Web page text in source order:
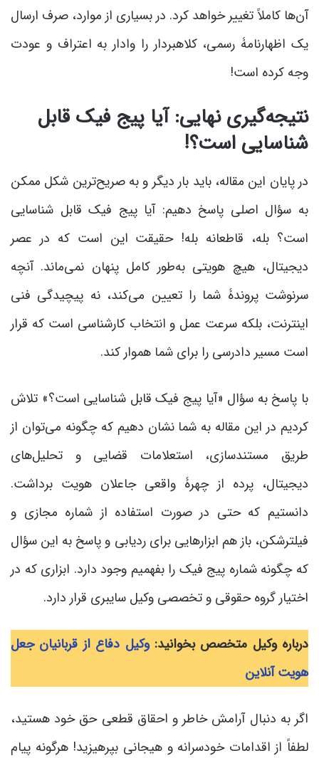
آن‌ها کاملاً تغییر خواهد کرد. در بسیاری از موارد، صرف ارسال
یک اظهارنامۀ رسمی، کلاهبردار را وادار به اعتراف و عودت
وجه کرده است!
نتیجه‌گیری نهایی: آیا پیج فیک قابل
شناسایی است؟!
در پایان این مقاله، باید بار دیگر و به صریح‌ترین شکل ممکن
به سؤال اصلی پاسخ دهیم: آیا پیج فیک قابل شناسایی
است؟ بله، قاطعانه بله! حقیقت این است که در عصر
دیجیتال، هیچ هویتی به‌طور کامل پنهان نمی‌ماند. آنچه
سرنوشت پروندۀ شما را تعیین می‌کند، نه پیچیدگی فنی
اینترنت، بلکه سرعت عمل و انتخاب کارشناسی است که قرار
است مسیر دادرسی را برای شما هموار کند.
با پاسخ به سؤال «آیا پیج فیک قابل شناسایی است؟» تلاش
کردیم در این مقاله به شما نشان دهیم که چگونه می‌توان از
طریق مستندسازی، استعلامات قضایی و تحلیل‌های
دیجیتال، پرده از چهرۀ واقعی جاعلان هویت برداشت.
دانستیم که حتی در صورت استفاده از شماره مجازی و
فیلترشکن، باز هم ابزارهایی برای ردیابی و پاسخ به این سؤال
که چگونه شماره پیج فیک را بفهمیم وجود دارد. ابزاری که در
اختیار گروه حقوقی و تخصصی وکیل سایبری قرار دارد.
دربارۀ وکیل متخصص بخوانید:وکیل دفاع از قربانیان جعل
هویت آنلاین
اگر به دنبال آرامش خاطر و احقاق قطعی حق خود هستید،
لطفاً از اقدامات خودسرانه و هیجانی بپرهیزید! هرگونه پیام